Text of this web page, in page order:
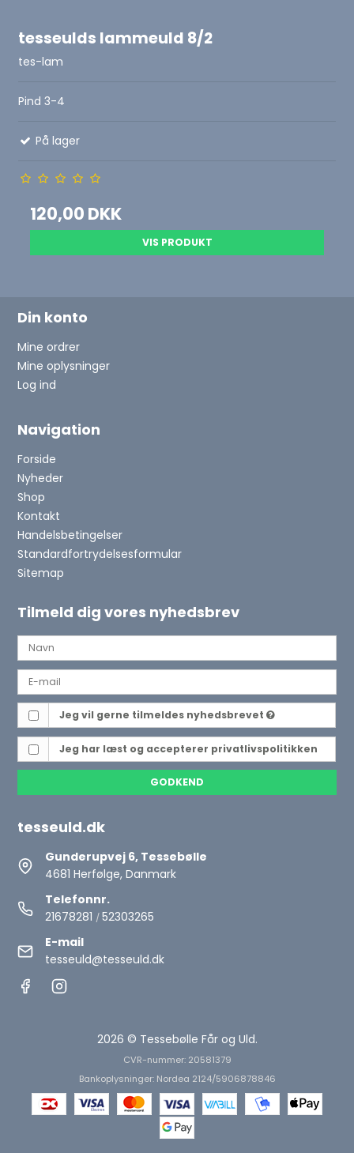
tesseulds lammeuld 8/2
tes-lam
Pind 3-4
På lager
120,00 DKK
VIS PRODUKT
Din konto
Mine ordrer
Mine oplysninger
Log ind
Navigation
Forside
Nyheder
Shop
Kontakt
Handelsbetingelser
Standardfortrydelsesformular
Sitemap
Tilmeld dig vores nyhedsbrev
Jeg vil gerne tilmeldes nyhedsbrevet
Jeg har læst og accepterer privatlivspolitikken
GODKEND
tesseuld.dk
Gunderupvej 6, Tessebølle
4681 Herfølge, Danmark
Telefonnr.
21678281 /52303265
E-mail
tesseuld@tesseuld.dk
2026 © Tessebølle Får og Uld.
CVR-nummer: 20581379
Bankoplysninger: Nordea 2124/5906878846